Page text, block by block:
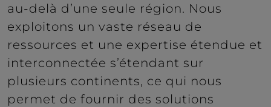
au-delà d’une seule région. Nous
exploitons un vaste réseau de
ressources et une expertise étendue et
interconnectée s’étendant sur
plusieurs continents, ce qui nous
permet de fournir des solutions